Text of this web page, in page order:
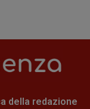
della redazione